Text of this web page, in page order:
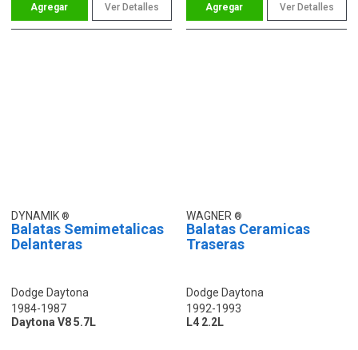
Ver Detalles Ver Detalles
DYNAMIK
Balatas Semimetalicas
Delanteras
Dodge Daytona
1984-1987
Daytona V8 5.7L
WAGNER
Balatas Ceramicas
Traseras
Dodge Daytona
1992-1993
L4 2.2L